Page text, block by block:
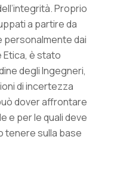
Proprio
a partire da
personalmente dai
Etica, è stato
degli Ingegneri,
di incertezza
dover affrontare
e per le quali deve
tenere sulla base